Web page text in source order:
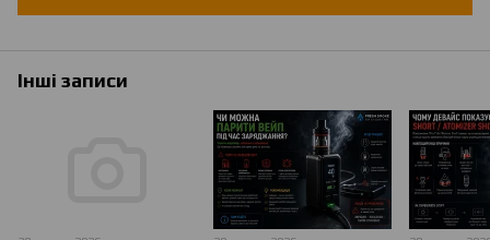
Інші записи